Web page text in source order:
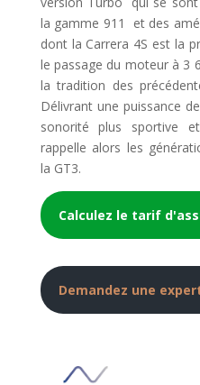
la gamme 911  et des
dont la Carrera 4S est la
le passage du moteur à 3
la tradition des
Délivrant une puissance
sonorité plus sportive
rappelle alors les
la GT3.
Calculez le tarif
Demandez une